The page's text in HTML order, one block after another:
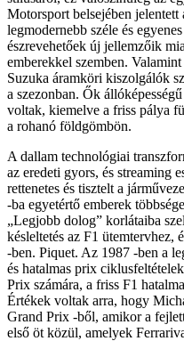
Motorsport belsejében
legmodernebb széle és
észrevehetőek új jellemzőik
emberekkel szemben.
Suzuka áramköri kiszolgálók
a szezonban. Ők
voltak, kiemelve a friss pálya
a rohanó földgömbön.
A dallam technológiai
az eredeti gyors, és streaming
rettenetes és tisztelt a
-ba egyetértő emberek
„Legjobb dolog” korlátaiba
késleltetés az F1 ütemtervhez,
-ben. Piquet. Az 1987 -ben a
és hatalmas prix
Prix számára, a friss F1
Értékek voltak arra, hogy
Grand Prix -ből, amikor a
első öt közül, amelyek